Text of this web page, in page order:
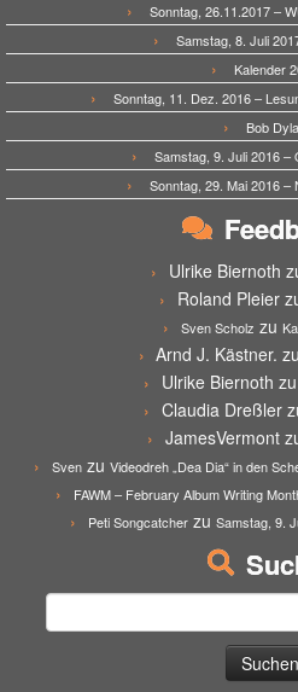
Sonntag, 26.11.2017 –
Samstag, 8. Juli
Kalender
Sonntag, 11. Dez. 2016 –
Bob
Samstag, 9. Juli 2016 –
Sonntag, 29. Mai 2016 –
Ulrike Biernoth
Roland Pleier
Sven Scholz zu
Arnd J. Kästner. zu
Ulrike Biernoth zu
Claudia Dreßler
JamesVermont
Sven zu Videodreh „Dea Dia“ in den
FAWM – February Album Writing
Peti Songcatcher zu Samstag, 9.